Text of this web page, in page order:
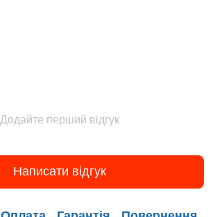
Додайте перший відгук
Написати відгук